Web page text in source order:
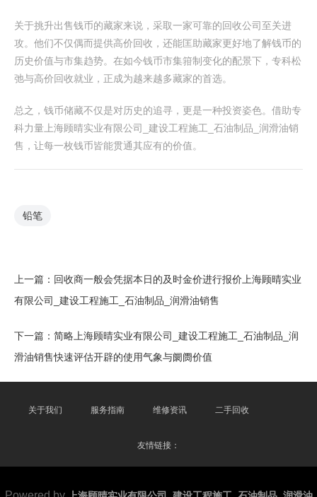
关于挑升出售钱币的藏家来说，采取一家可靠的回收公司至关进
攻。他们不仅偶而提供高价回收，还能匡助藏家更好地了解钱币的
历史价值与市集趋势。在如今钱币市集箝制变化的配景下，专科松
弛与高价回收就业，正成为越来越多藏家的首选。
总之，钱币储藏不仅是对历史的追寻，更是一种投资姿色。借助专
科力量上海顾晴实业有限公司_建设工程施工_石油制品_润滑油销
售，让每一枚钱币皆能贯通其应有的价值。
铅笔
上一篇： 回收商一般会凭据本日的及时金价进行报价上海顾晴实业
有限公司_建设工程施工_石油制品_润滑油销售
下一篇： 简略上海顾晴实业有限公司_建设工程施工_石油制品_润
滑油销售快速评估开辟的使用气象与阛阓价值
关于我们 服务指南 维修资讯 二手回收
友情链接：